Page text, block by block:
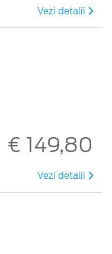
Vezi detalii
€ 149,80
Vezi detalii